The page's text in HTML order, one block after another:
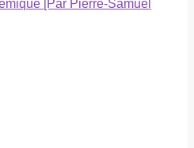
[Par Pierre-Samuel